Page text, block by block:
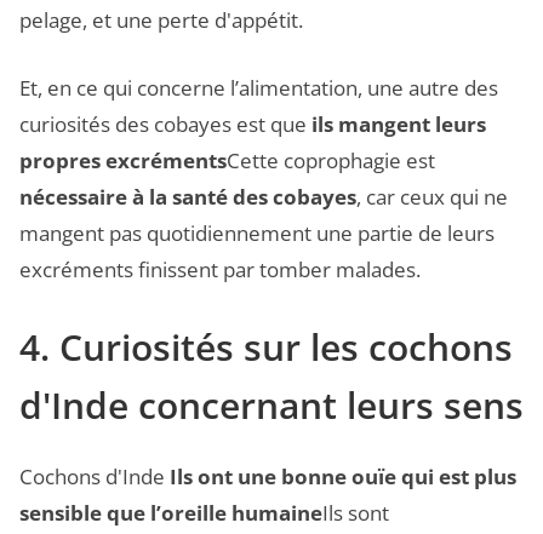
pelage, et une perte d'appétit.
Et, en ce qui concerne l’alimentation, une autre des
curiosités des cobayes est que ils mangent leurs
propres excrémentsCette coprophagie est
nécessaire à la santé des cobayes, car ceux qui ne
mangent pas quotidiennement une partie de leurs
excréments finissent par tomber malades.
4. Curiosités sur les cochons
d'Inde concernant leurs sens
Cochons d'Inde Ils ont une bonne ouïe qui est plus
sensible que l’oreille humaineIls sont